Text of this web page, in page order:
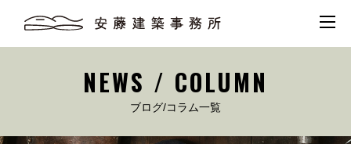
NEWS / COLUMN
ブログ/コラム一覧